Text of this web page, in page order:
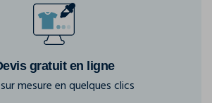
gratuit en ligne
mesure en quelques clics